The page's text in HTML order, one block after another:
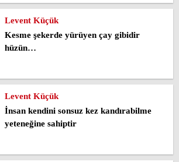
Levent Küçük
Kesme şekerde yürüyen çay gibidir
hüzün…
Levent Küçük
İnsan kendini sonsuz kez kandırabilme
yeteneğine sahiptir